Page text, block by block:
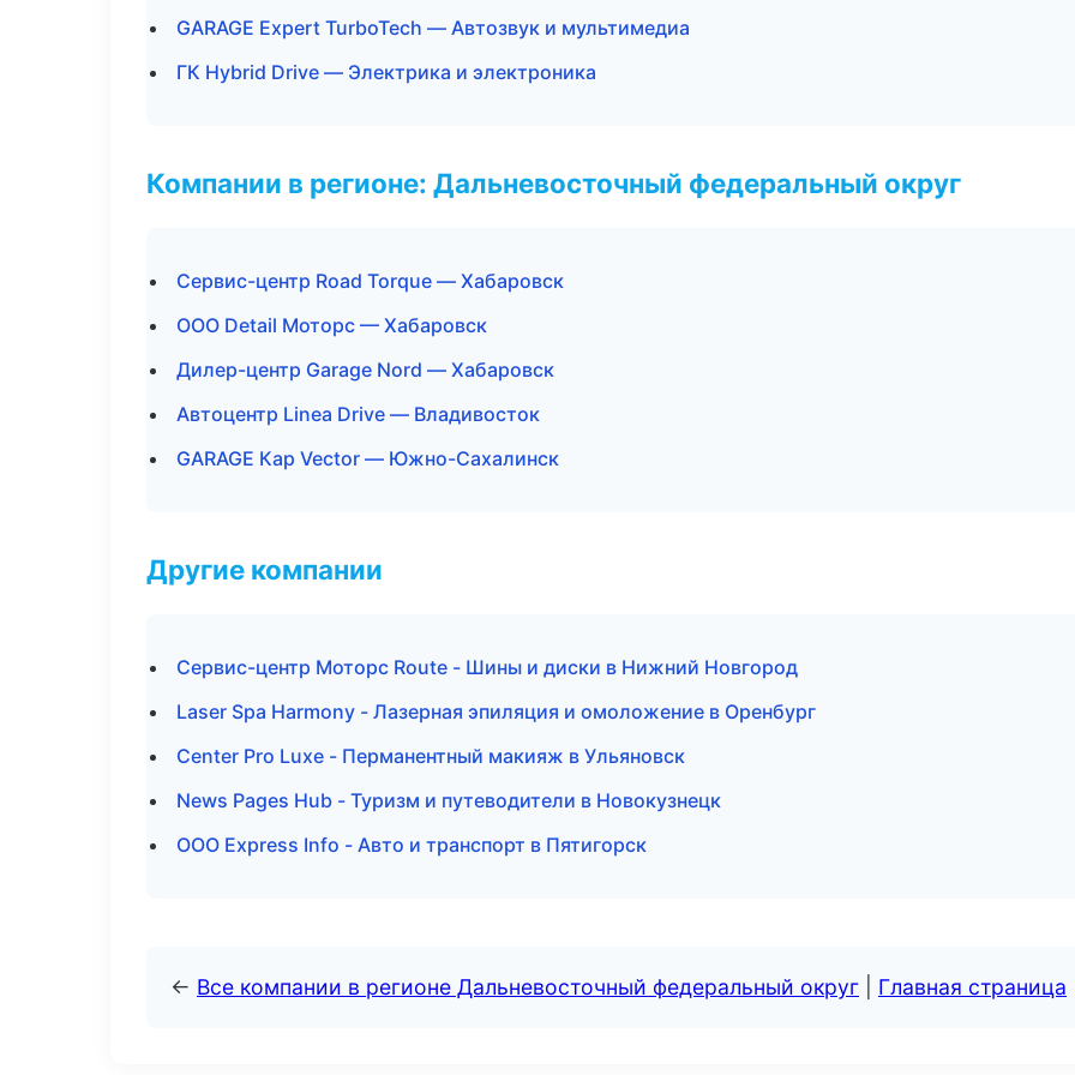
GARAGE Expert TurboTech — Автозвук и мультимедиа
ГК Hybrid Drive — Электрика и электроника
Компании в регионе: Дальневосточный федеральный округ
Сервис-центр Road Torque — Хабаровск
ООО Detail Моторс — Хабаровск
Дилер-центр Garage Nord — Хабаровск
Автоцентр Linea Drive — Владивосток
GARAGE Кар Vector — Южно-Сахалинск
Другие компании
Сервис-центр Моторс Route - Шины и диски в Нижний Новгород
Laser Spa Harmony - Лазерная эпиляция и омоложение в Оренбург
Center Pro Luxe - Перманентный макияж в Ульяновск
News Pages Hub - Туризм и путеводители в Новокузнецк
ООО Express Info - Авто и транспорт в Пятигорск
← Все компании в регионе Дальневосточный федеральный округ Главная страница